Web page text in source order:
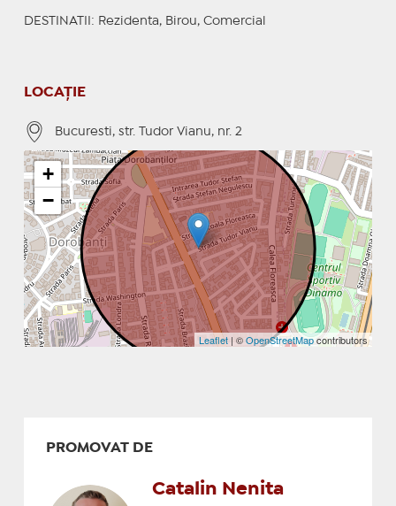
DESTINATII : Rezidenta, Birou, Comercial
LOCAȚIE
Bucuresti, str. Tudor Vianu, nr. 2
+
−
Leaflet | ©OpenStreetMapcontributors
PROMOVAT DE
Catalin Nenita